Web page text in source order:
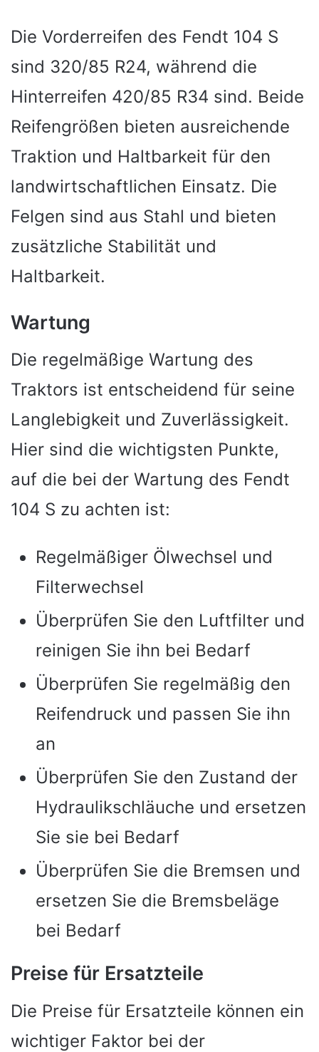
Die Vorderreifen des Fendt 104 S
sind 320/85 R24, während die
Hinterreifen 420/85 R34 sind. Beide
Reifengrößen bieten ausreichende
Traktion und Haltbarkeit für den
landwirtschaftlichen Einsatz. Die
Felgen sind aus Stahl und bieten
zusätzliche Stabilität und
Haltbarkeit.
Wartung
Die regelmäßige Wartung des
Traktors ist entscheidend für seine
Langlebigkeit und Zuverlässigkeit.
Hier sind die wichtigsten Punkte,
auf die bei der Wartung des Fendt
104 S zu achten ist:
Regelmäßiger Ölwechsel und
Filterwechsel
Überprüfen Sie den Luftfilter und
reinigen Sie ihn bei Bedarf
Überprüfen Sie regelmäßig den
Reifendruck und passen Sie ihn
an
Überprüfen Sie den Zustand der
Hydraulikschläuche und ersetzen
Sie sie bei Bedarf
Überprüfen Sie die Bremsen und
ersetzen Sie die Bremsbeläge
bei Bedarf
Preise für Ersatzteile
Die Preise für Ersatzteile können ein
wichtiger Faktor bei der